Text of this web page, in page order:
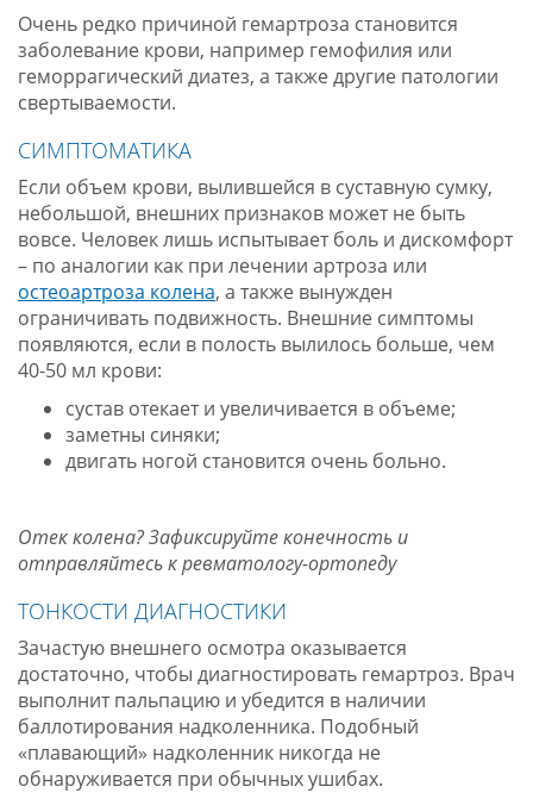
Очень редко причиной гемартроза становится
заболевание крови, например гемофилия или
геморрагический диатез, а также другие патологии
свертываемости.
СИМПТОМАТИКА
Если объем крови, вылившейся в суставную сумку,
небольшой, внешних признаков может не быть
вовсе. Человек лишь испытывает боль и дискомфорт
– по аналогии как при лечении артроза или
остеоартроза колена, а также вынужден
ограничивать подвижность. Внешние симптомы
появляются, если в полость вылилось больше, чем
40-50 мл крови:
сустав отекает и увеличивается в объеме;
заметны синяки;
двигать ногой становится очень больно.
Отек колена? Зафиксируйте конечность и
отправляйтесь к ревматологу-ортопеду
ТОНКОСТИ ДИАГНОСТИКИ
Зачастую внешнего осмотра оказывается
достаточно, чтобы диагностировать гемартроз. Врач
выполнит пальпацию и убедится в наличии
баллотирования надколенника. Подобный
«плавающий» надколенник никогда не
обнаруживается при обычных ушибах.